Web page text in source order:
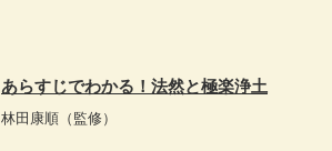
あらすじでわかる！法然と極楽浄土
林田康順 （監修）